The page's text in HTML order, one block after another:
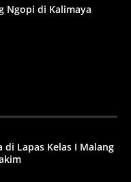
Ngopi di Kalimaya
Lapas Kelas I Malang